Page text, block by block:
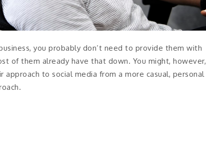
you probably don’t need to provide them with
of them already have that down. You might, however,
to social media from a more casual, personal